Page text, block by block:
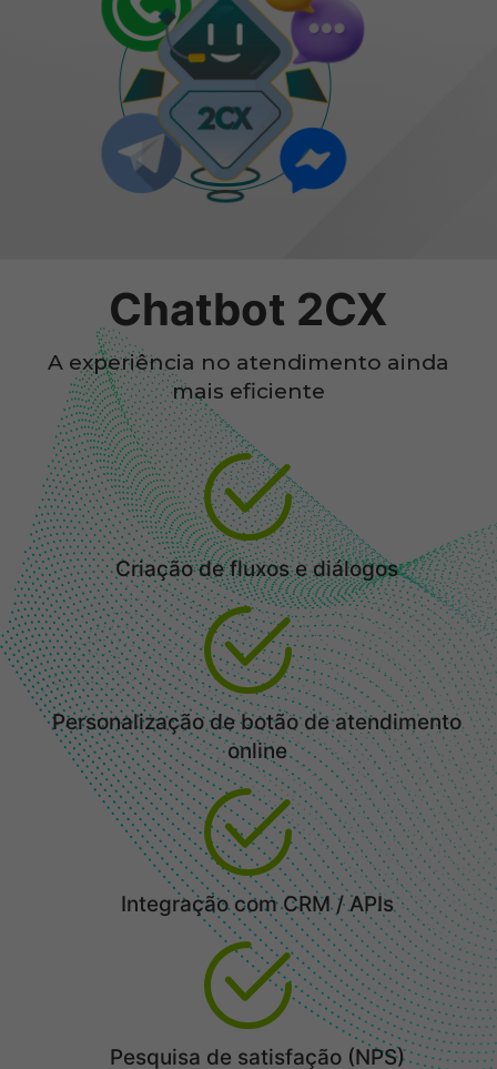
Chatbot 2CX
A experiência no atendimento ainda
mais eficiente
Criação de fluxos e diálogos
Personalização de botão de atendimento
online
Integração com CRM / APIs
Pesquisa de satisfação (NPS)